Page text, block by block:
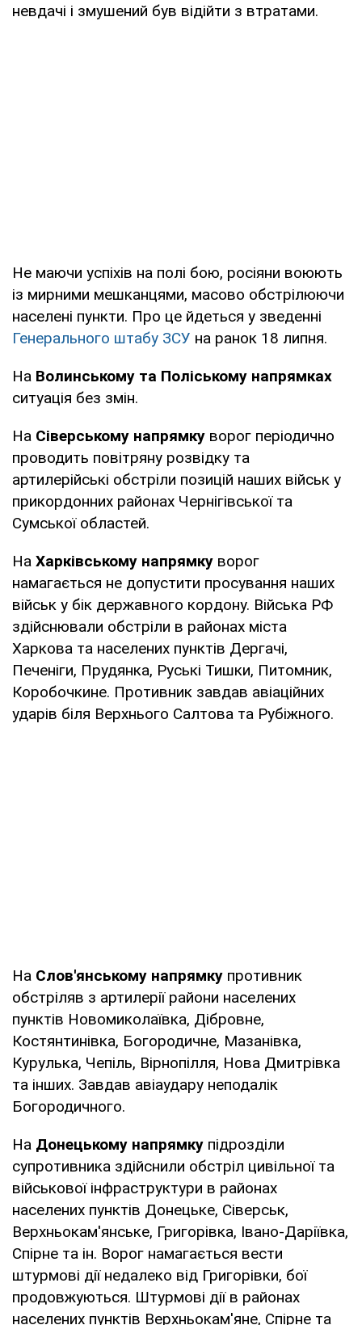
невдачі і змушений був відійти з втратами.
Не маючи успіхів на полі бою, росіяни воюють
із мирними мешканцями, масово обстрілюючи
населені пункти. Про це йдеться у зведенні
Генерального штабу ЗСУ на ранок 18 липня.
На Волинському та Поліському напрямках
ситуація без змін.
На Сіверському напрямку ворог періодично
проводить повітряну розвідку та
артилерійські обстріли позицій наших військ у
прикордонних районах Чернігівської та
Сумської областей.
На Харківському напрямку ворог
намагається не допустити просування наших
військ у бік державного кордону. Війська РФ
здійснювали обстріли в районах міста
Харкова та населених пунктів Дергачі,
Печеніги, Прудянка, Руські Тишки, Питомник,
Коробочкине. Противник завдав авіаційних
ударів біля Верхнього Салтова та Рубіжного.
На Слов'янському напрямку противник
обстріляв з артилерії райони населених
пунктів Новомиколаївка, Дібровне,
Костянтинівка, Богородичне, Мазанівка,
Курулька, Чепіль, Вірнопілля, Нова Дмитрівка
та інших. Завдав авіаудару неподалік
Богородичного.
На Донецькому напрямку підрозділи
супротивника здійснили обстріл цивільної та
військової інфраструктури в районах
населених пунктів Донецьке, Сіверськ,
Верхньокам'янське, Григорівка, Івано-Даріївка,
Спірне та ін. Ворог намагається вести
штурмові дії недалеко від Григорівки, бої
продовжуються. Штурмові дії в районах
населених пунктів Верхньокам'яне, Спірне та